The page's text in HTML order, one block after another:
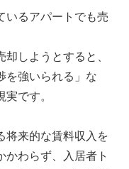
いるアパートでも売
しようとすると、
を強いられる」な
です。
将来的な賃料収入を
かわらず、入居者ト